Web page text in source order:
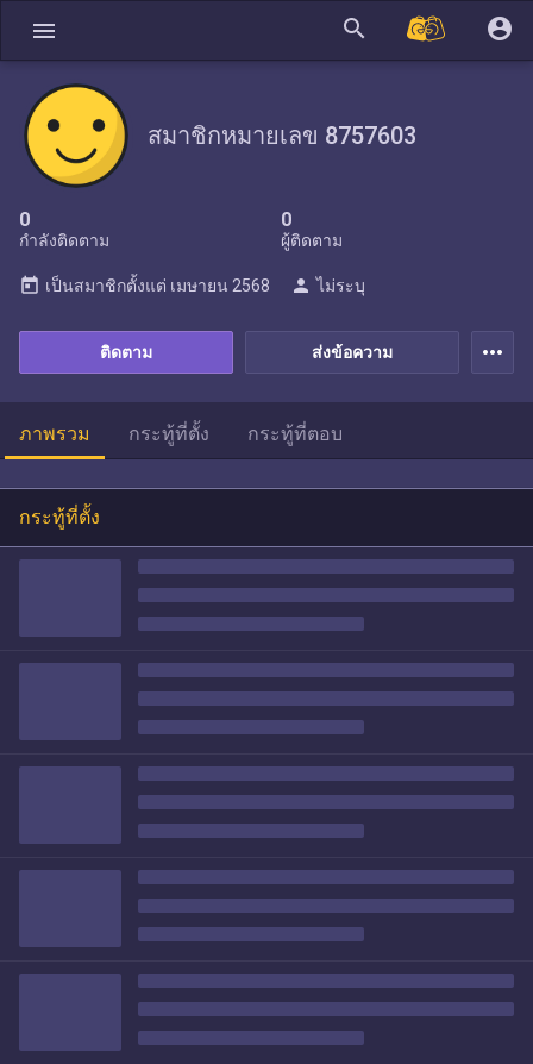
menu search account_circle
สมาชิกหมายเลข 8757603
0
กำลังติดตาม
0
ผู้ติดตาม
ส่งข้อความ
ติดตาม
today เป็นสมาชิกตั้งแต่ เมษายน 2568 person ไม่ระบุ
more_horiz
ภาพรวม กระทู้ที่ตั้ง กระทู้ที่ตอบ
กระทู้ที่ตั้ง